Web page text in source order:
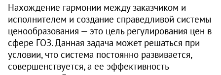
Нахождение гармонии между заказчиком и
исполнителем и создание справедливой системы
ценообразования — это цель регулирования цен в
сфере ГОЗ. Данная задача может решаться при
условии, что система постоянно развивается,
совершенствуется, а ее эффективность